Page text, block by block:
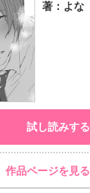
著：よな
試し読みする
作品ページを見る